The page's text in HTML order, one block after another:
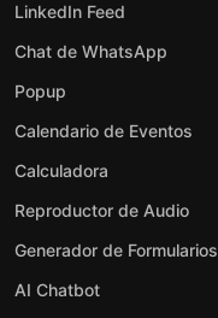
LinkedIn Feed
Chat de WhatsApp
Popup
Calendario de Eventos
Calculadora
Reproductor de Audio
Generador de Formularios
AI Chatbot